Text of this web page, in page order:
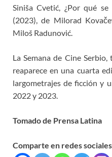
Siniša Cvetić, ¿Por qué se
(2023), de Milorad
Miloš Radunović.
La Semana de Cine
reaparece en una cuarta
largometrajes de ficción y
2022 y 2023.
Tomado de Prensa Latina
Comparte en redes sociales